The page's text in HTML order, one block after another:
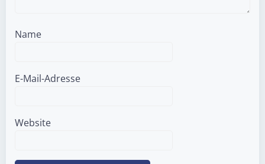
Name
E-Mail-Adresse
Website